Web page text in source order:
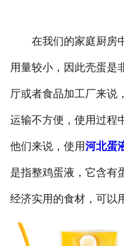
在我们的家庭厨房中
用量较小，因此壳蛋是
厅或者食品加工厂来说
运输不方便，使用过程
他们来说，使用河北蛋
是指整鸡蛋液，它含有
经济实用的食材，可以